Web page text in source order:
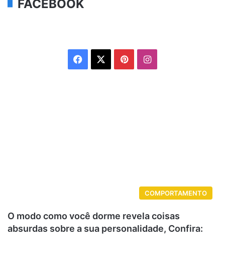
FACEBOOK
Facebook PinterestInstagram
COMPORTAMENTO
O modo como você dorme revela coisas
absurdas sobre a sua personalidade, Confira: